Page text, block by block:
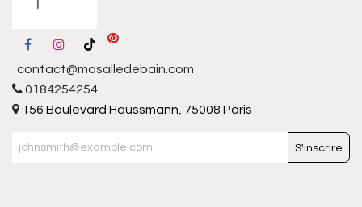
contact@masalledebain.com
0184254254
156 Boulevard Haussmann, 75008 Paris
S'inscrire